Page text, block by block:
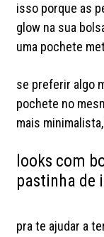
isso porque as
glow na sua
uma pochete
se preferir algo
pochete no
mais
looks com
pastinha de
pra te ajudar a